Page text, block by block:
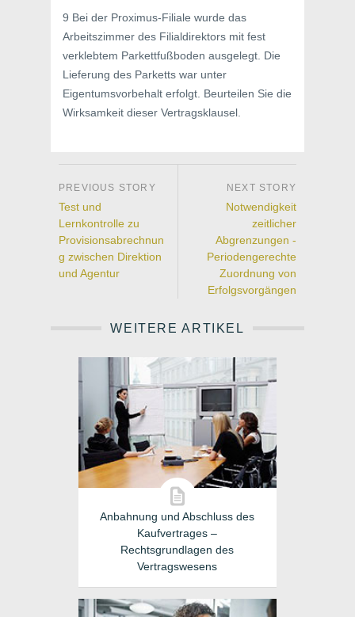
9 Bei der Proximus-Filiale wurde das
Arbeitszimmer des Filialdirektors mit fest
verklebtem Parkettfußboden ausgelegt. Die
Lieferung des Parketts war unter
Eigentumsvorbehalt erfolgt. Beurteilen Sie die
Wirksamkeit dieser Vertragsklausel.
Test und
Lernkontrolle zu
Provisionsabrechnun
g zwischen Direktion
und Agentur
Notwendigkeit
zeitlicher
Abgrenzungen -
Periodengerechte
Zuordnung von
Erfolgsvorgängen
WEITERE ARTIKEL
Anbahnung und Abschluss des
Kaufvertrages –
Rechtsgrundlagen des
Vertragswesens